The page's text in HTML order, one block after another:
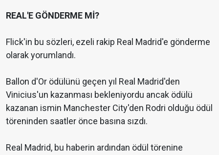
REAL'E GÖNDERME Mİ?
Flick'in bu sözleri, ezeli rakip Real Madrid'e gönderme
olarak yorumlandı.
Ballon d'Or ödülünü geçen yıl Real Madrid'den
Vinicius'un kazanması bekleniyordu ancak ödülü
kazanan ismin Manchester City'den Rodri olduğu ödül
töreninden saatler önce basına sızdı.
Real Madrid, bu haberin ardından ödül törenine